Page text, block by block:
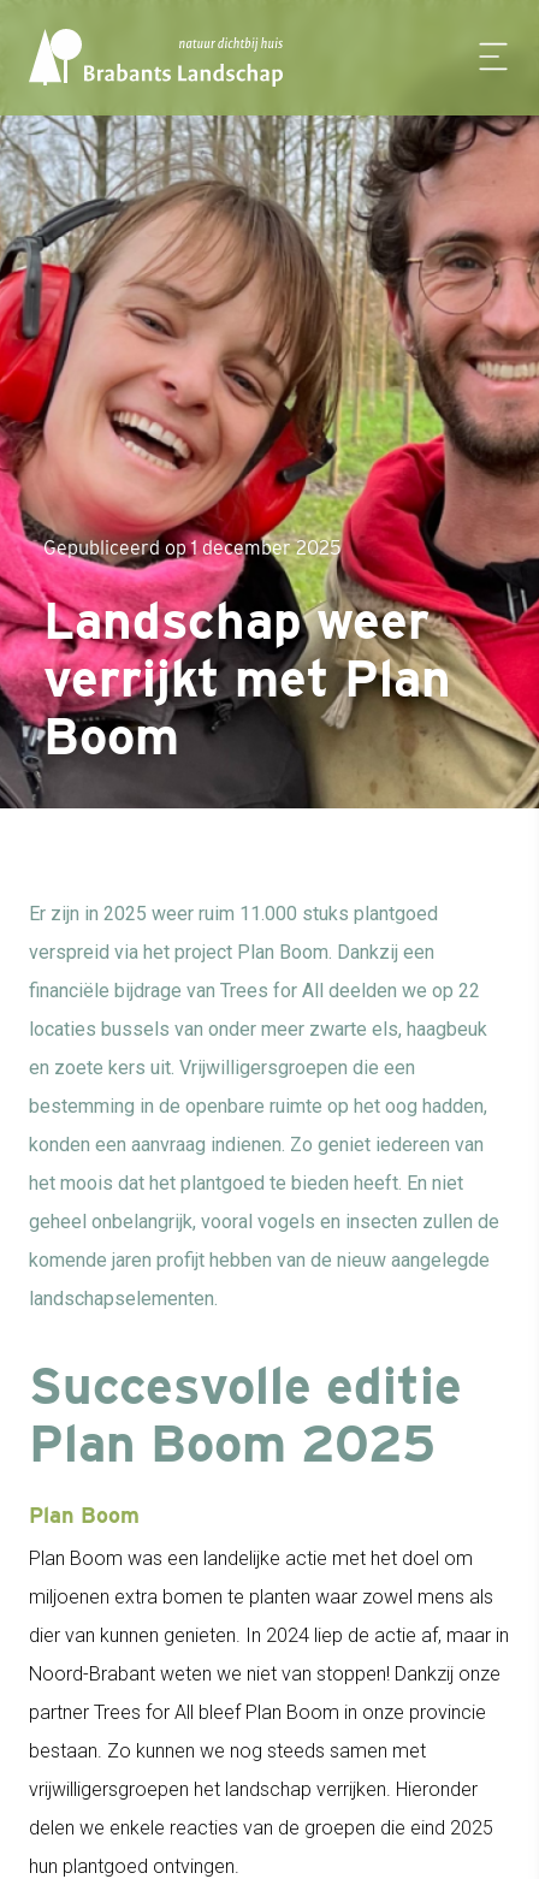
Gepubliceerd op 1 december 2025
Landschap weer
verrijkt met Plan
Boom
Er zijn in 2025 weer ruim 11.000 stuks plantgoed
verspreid via het project Plan Boom. Dankzij een
financiële bijdrage van Trees for All deelden we op 22
locaties bussels van onder meer zwarte els, haagbeuk
en zoete kers uit. Vrijwilligersgroepen die een
bestemming in de openbare ruimte op het oog hadden,
konden een aanvraag indienen. Zo geniet iedereen van
het moois dat het plantgoed te bieden heeft. En niet
geheel onbelangrijk, vooral vogels en insecten zullen de
komende jaren profijt hebben van de nieuw aangelegde
landschapselementen.
Succesvolle editie
Plan Boom 2025
Plan Boom
Plan Boom was een landelijke actie met het doel om
miljoenen extra bomen te planten waar zowel mens als
dier van kunnen genieten. In 2024 liep de actie af, maar in
Noord-Brabant weten we niet van stoppen! Dankzij onze
partner Trees for All bleef Plan Boom in onze provincie
bestaan. Zo kunnen we nog steeds samen met
vrijwilligersgroepen het landschap verrijken. Hieronder
delen we enkele reacties van de groepen die eind 2025
hun plantgoed ontvingen.